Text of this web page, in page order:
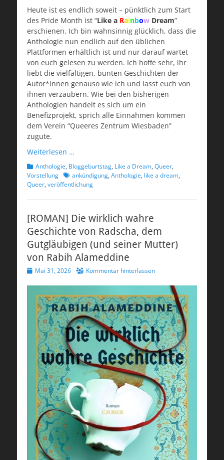
Heute ist es endlich soweit – pünktlich zum Start
des Pride Month ist “Like a Rainbow Dream”
erschienen. Ich bin wahnsinnig glücklich, dass die
Anthologie nun endlich auf den üblichen
Plattformen erhältlich ist und nur darauf wartet
von euch gelesen zu werden. Ich hoffe sehr, ihr
liebt die vielfältigen, bunten Geschichten der
Autor*innen genauso wie ich und lasst euch von
ihnen verzaubern. Wie bei den bisherigen
Anthologien handelt es sich um ein
Benefizprojekt, sprich alle Einnahmen kommen
dem Verein “Queeres Zentrum Wiesbaden”
zugute.
Weiterlesen …
Kategorien
Anthologie, Bloggeburtstag, Like a Dream, Queer,
Vorstellung Schlagworte
ankündigung, Anthologie, like a dream,
Queer, veröffentlichung
[ROMAN] Die wirklich wahre
Geschichte von Radscha, dem
Gutgläubigen (und seiner Mutter)
von Rabih Alameddine
Veröffentlicht
Mai 31, 2026 Kommentar hinterlassen